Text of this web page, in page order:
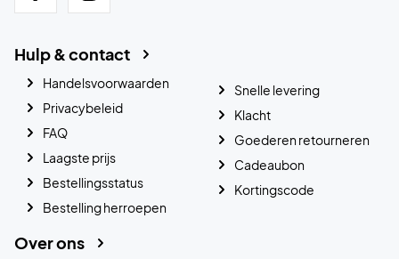
Hulp & contact
Handelsvoorwaarden
Privacybeleid
FAQ
Laagste prijs
Bestellingsstatus
Bestelling herroepen
Snelle levering
Klacht
Goederen retourneren
Cadeaubon
Kortingscode
Over ons